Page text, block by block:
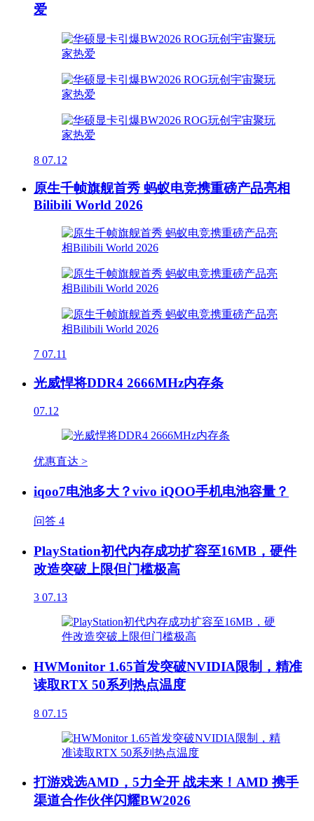
爱
8 07.12
原生千帧旗舰首秀 蚂蚁电竞携重磅产品亮相
Bilibili World 2026
7 07.11
光威悍将DDR4 2666MHz内存条
07.12
优惠直达 >
iqoo7电池多大？vivo iQOO手机电池容量？
问答 4
PlayStation初代内存成功扩容至16MB，硬件
改造突破上限但门槛极高
3 07.13
HWMonitor 1.65首发突破NVIDIA限制，精准
读取RTX 50系列热点温度
8 07.15
打游戏选AMD，5力全开 战未来！AMD 携手
渠道合作伙伴闪耀BW2026